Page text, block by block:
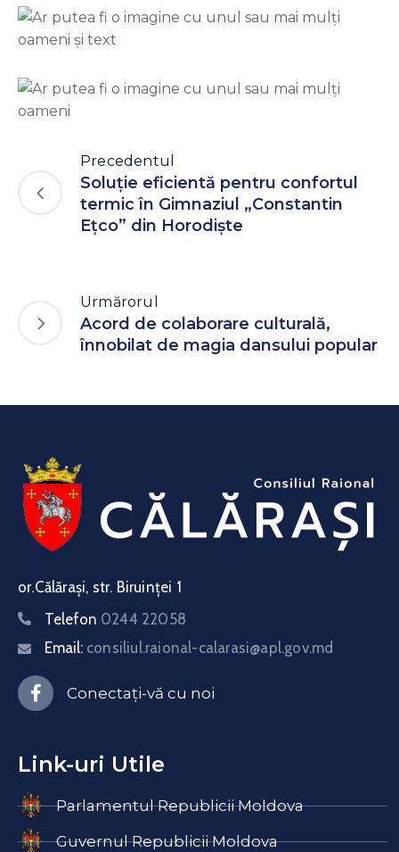
Precedentul
Soluție eficientă pentru confortul
termic în Gimnaziul „Constantin
Ețco” din Horodiște
Urmărorul
Acord de colaborare culturală,
înnobilat de magia dansului popular
or.Călărași, str. Biruinței 1
Telefon 0244 22058
Email: consiliul.raional-calarasi@apl.gov.md
Conectați-vă cu noi
Link-uri Utile
Parlamentul Republicii Moldova
Guvernul Republicii Moldova